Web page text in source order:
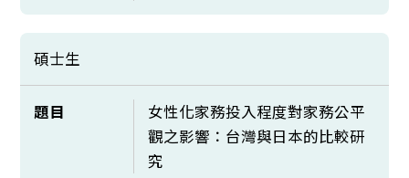
碩士生
題目
女性化家務投入程度對家務公平
觀之影響：台灣與日本的比較研
究